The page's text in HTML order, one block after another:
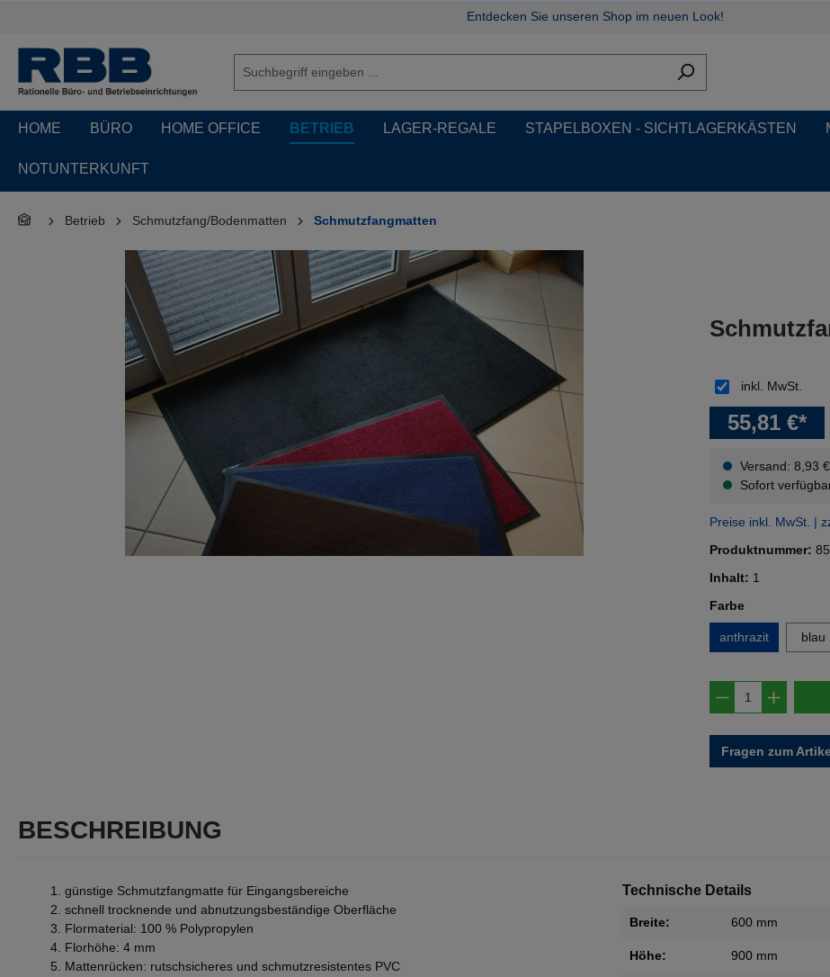
Entdecken Sie unseren Shop im neuen Look!
HOME BÜRO HOME OFFICE BETRIEB LAGER-REGALE STAPELBOXEN - SICHTLAGERKÄSTEN
NOTUNTERKUNFT
Betrieb Schmutzfang/Bodenmatten Schmutzfangmatten
Bildergalerie überspringen
55,81 €*
Versand: 8,93
Sofort
inkl. MwSt.
Preise inkl. MwSt. |
Produktnummer:
Inhalt: 1
Farbeauswählen
anthrazit blau
Produkt
Fragen zum
BESCHREIBUNG
günstige Schmutzfangmatte für Eingangsbereiche
schnell trocknende und abnutzungsbeständige Oberfläche
Flormaterial: 100 % Polypropylen
Florhöhe: 4 mm
Mattenrücken: rutschsicheres und schmutzresistentes PVC
Technische Details
Breite: 600 mm
Höhe: 900 mm